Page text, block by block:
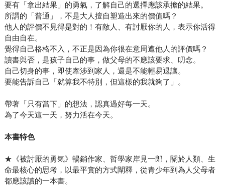
要有「拿出結果」的勇氣，了解自己的選擇應該承擔的結果。
所謂的「普通」，不是大人擅自塑造出來的價值嗎？
他人的評價不見得是對的！有敵人、有討厭你的人，表示你活得
自由自在。
覺得自己格格不入，不正是因為你很在意周遭他人的評價嗎？
讀書與否，是孩子自己的事，做父母的不應該要求、叨念。
自己切身的事，即使牽涉到家人，還是不能輕易退讓。
要能告訴自己「就算我不特別，但這樣的我就夠了」。
帶著「只有當下」的想法，認真過好每一天。
為了今天這一天，努力活在今天。
本書特色
★《被討厭的勇氣》暢銷作家、哲學家岸見一郎，關於人類、生
命最核心的思考，以最平實的方式闡釋，從青少年到為人父母者
都應該讀的一本書。